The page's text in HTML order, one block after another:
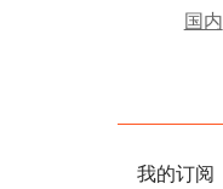
国内
我的订阅